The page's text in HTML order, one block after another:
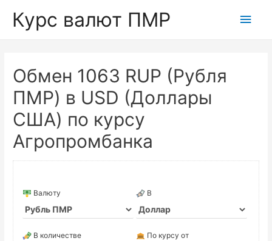
Курс валют ПМР
Обмен 1063 RUP (Рубля
ПМР) в USD (Доллары
США) по курсу
Агропромбанка
Валюту В
В количестве По курсу от